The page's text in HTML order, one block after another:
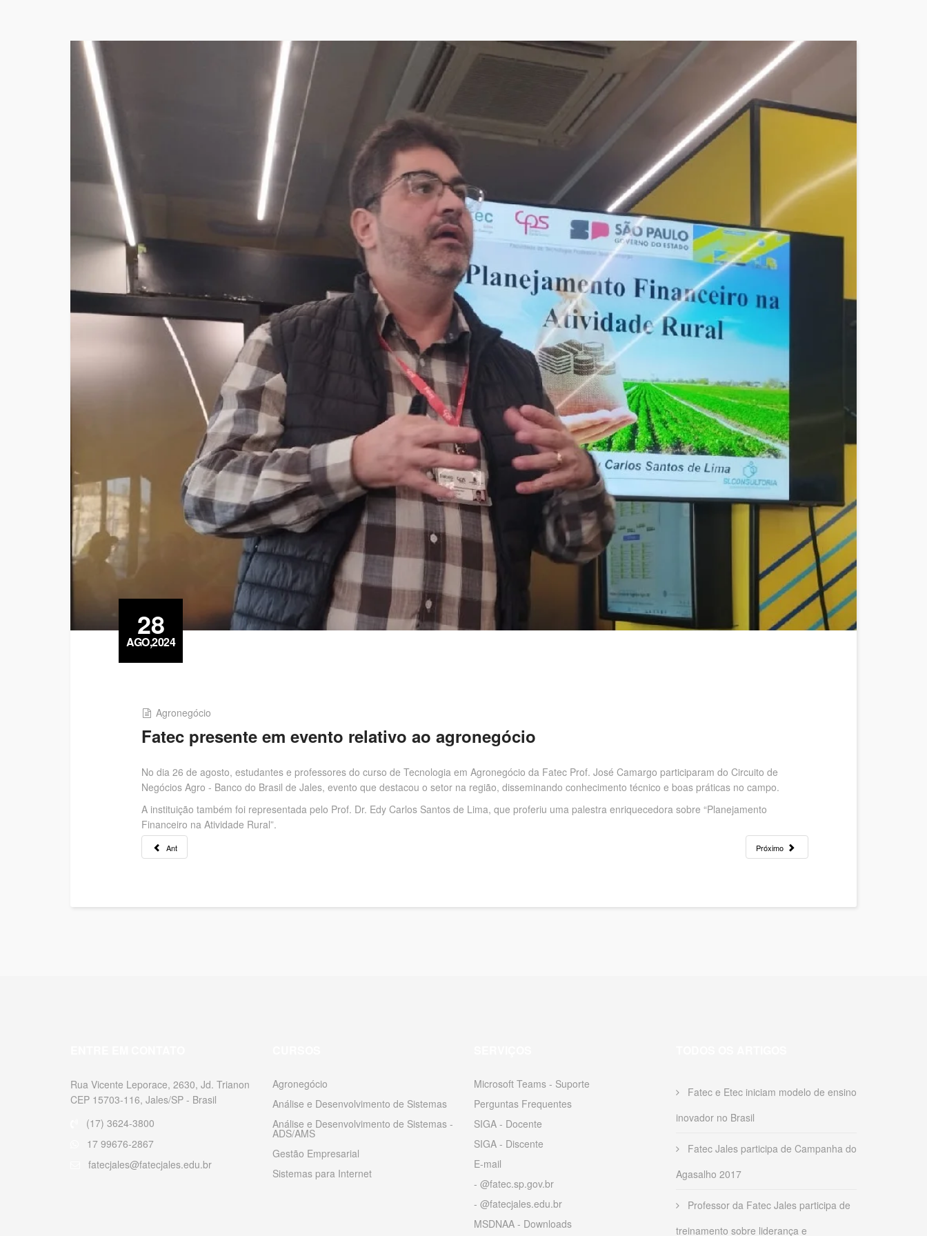
28
AGO,2024
Agronegócio
Fatec presente em evento relativo ao agronegócio
No dia 26 de agosto, estudantes e professores do curso de Tecnologia em Agronegócio da Fatec Prof. José Camargo participaram do Circuito de
Negócios Agro - Banco do Brasil de Jales, evento que destacou o setor na região, disseminando conhecimento técnico e boas práticas no campo.
A instituição também foi representada pelo Prof. Dr. Edy Carlos Santos de Lima, que proferiu uma palestra enriquecedora sobre “Planejamento
Financeiro na Atividade Rural”.
Ant Próximo
Rua Vicente Leporace, 2630, Jd. Trianon
CEP 15703-116, Jales/SP - Brasil
(17) 3624-3800
17 99676-2867
fatecjales@fatecjales.edu.br
Agronegócio
Análise e Desenvolvimento de Sistemas
Análise e Desenvolvimento de Sistemas -
ADS/AMS
Gestão Empresarial
Sistemas para Internet
Microsoft Teams - Suporte
Perguntas Frequentes
SIGA - Docente
SIGA - Discente
E-mail
- @fatec.sp.gov.br
- @fatecjales.edu.br
MSDNAA - Downloads
Fatec e Etec iniciam modelo de ensino
inovador no Brasil
Fatec Jales participa de Campanha do
Agasalho 2017
Professor da Fatec Jales participa de
treinamento sobre liderança e